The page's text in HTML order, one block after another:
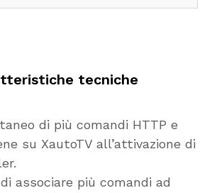
tecniche
di più comandi HTTP e
su XautoTV all’attivazione di
associare più comandi ad